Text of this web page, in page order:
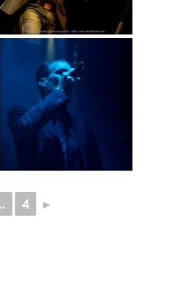
4 ►